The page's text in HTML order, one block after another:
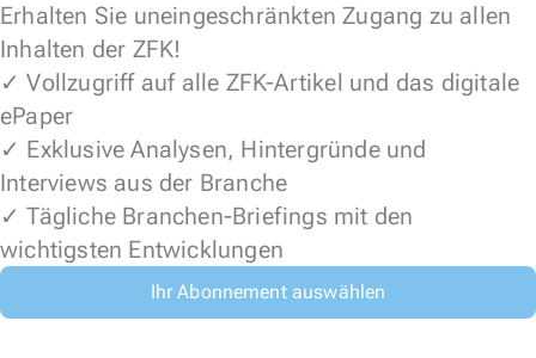
Erhalten Sie uneingeschränkten Zugang zu allen
Inhalten der ZFK!
✓ Vollzugriff auf alle ZFK-Artikel und das digitale
ePaper
✓ Exklusive Analysen, Hintergründe und
Interviews aus der Branche
✓ Tägliche Branchen-Briefings mit den
wichtigsten Entwicklungen
Ihr Abonnement auswählen